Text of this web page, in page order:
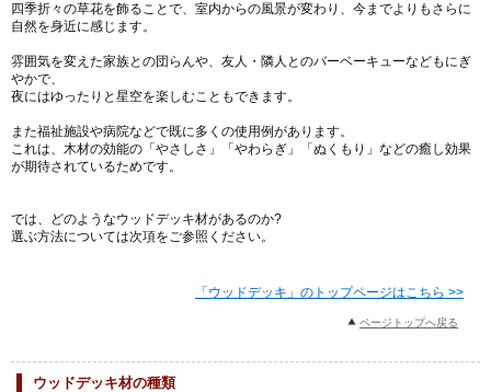
四季折々の草花を飾ることで、室内からの風景が変わり、今までよりもさらに
自然を身近に感じます。
雰囲気を変えた家族との団らんや、友人・隣人とのバーベーキューなどもにぎ
やかで、
夜にはゆったりと星空を楽しむこともできます。
また福祉施設や病院などで既に多くの使用例があります。
これは、木材の効能の「やさしさ」「やわらぎ」「ぬくもり」などの癒し効果
が期待されているためです。
では、どのようなウッドデッキ材があるのか?
選ぶ方法については次項をご参照ください。
「ウッドデッキ」のトップページはこちら >>
ページトップへ戻る
ウッドデッキ材の種類